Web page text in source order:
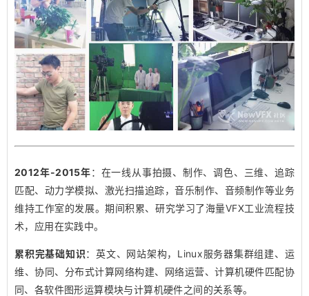
2012年-2015年：在一线从事拍摄、制作、调色、三维、追踪
匹配、动力学模拟、激光扫描追踪，音乐制作、音频制作等业务
维持工作室的发展。期间积累、研究学习了海量VFX工业流程技
术，应用在实践中。
累积完基础知识：英文、网站架构，Linux服务器集群组建、运
维、协同、分布式计算网络构建、网络运营、计算机硬件匹配协
同、各软件图形运算模块与计算机硬件之间的关系等。